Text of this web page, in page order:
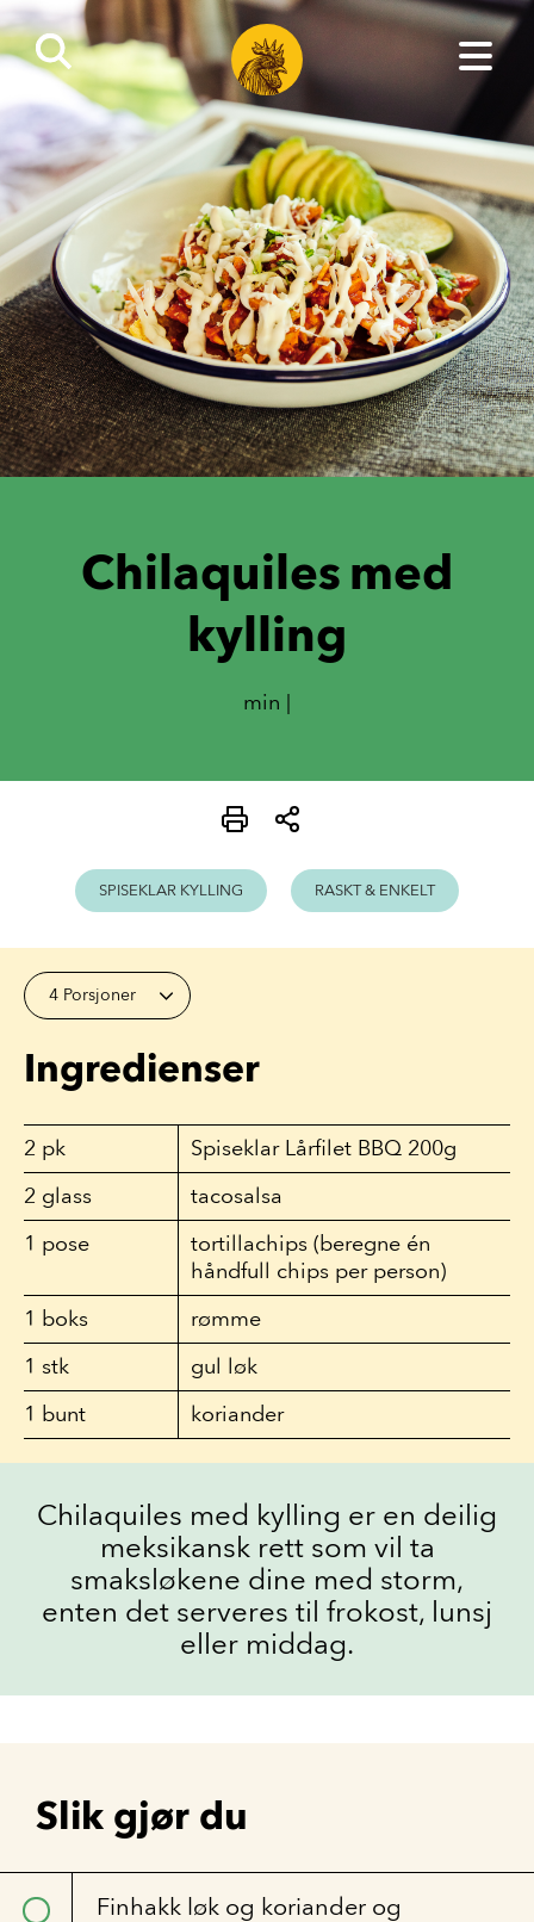
Chilaquiles med
kylling
min |
SPISEKLAR KYLLING RASKT & ENKELT
4 Porsjoner
Ingredienser
2 pk
Spiseklar Lårfilet BBQ 200g
2 glass
tacosalsa
1 pose
tortillachips (beregne én
håndfull chips per person)
1 boks
rømme
1 stk
gul løk
1 bunt koriander
Chilaquiles med kylling er en deilig
meksikansk rett som vil ta
smaksløkene dine med storm,
enten det serveres til frokost, lunsj
eller middag.
Slik gjør du
Finhakk løk og koriander og